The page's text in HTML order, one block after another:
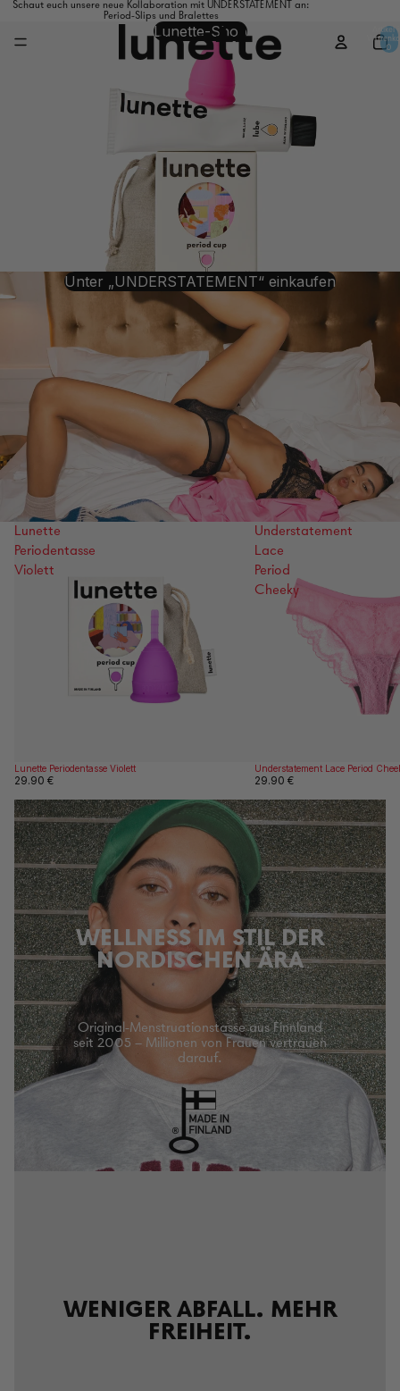
Schaut euch unsere neue Kollaboration mit UNDERSTATEMENT an:
Period-Slips und Bralettes
Artikel
0
Lunette-Shop
Unter „UNDERSTATEMENT“ einkaufen
Lunette
Periodentasse
Violett
Lunette Periodentasse Violett
29.90 €
Understatement
Lace
Period
Cheeky
Understatement Lace Period
29.90 €
WELLNESS IM STIL DER
NORDISCHEN ÄRA
Original-Menstruationstasse aus Finnland
seit 2005 – Millionen von Frauen vertrauen
darauf.
WENIGER ABFALL. MEHR
FREIHEIT.